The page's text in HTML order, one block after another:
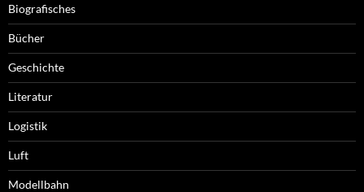
Biografisches
Bücher
Geschichte
Literatur
Logistik
Luft
Modellbahn